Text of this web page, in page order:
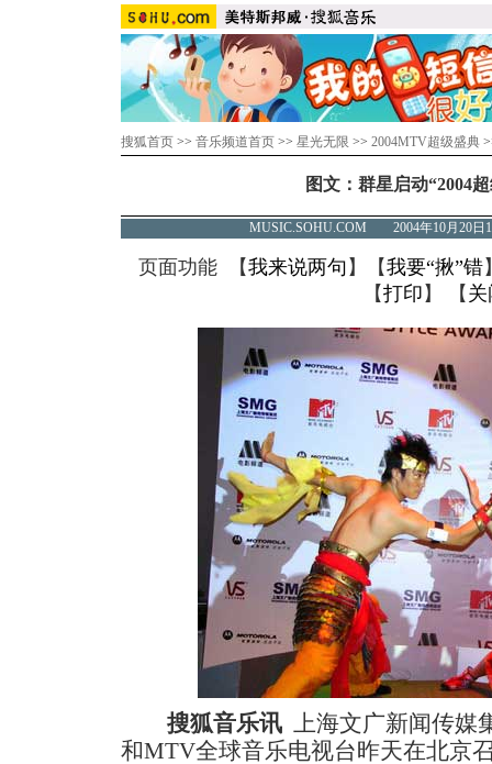
搜狐首页 >> 音乐频道首页 >> 星光无限 >> 2004MTV超级盛典
图文：群星启动“2004
MUSIC.SOHU.COM 2004年10月20
页面功能 【我来说两句 】【我要“揪”错
【打印 】 【 关
搜狐音乐讯 上海文广新闻传媒
和MTV全球音乐电视台昨天在北京